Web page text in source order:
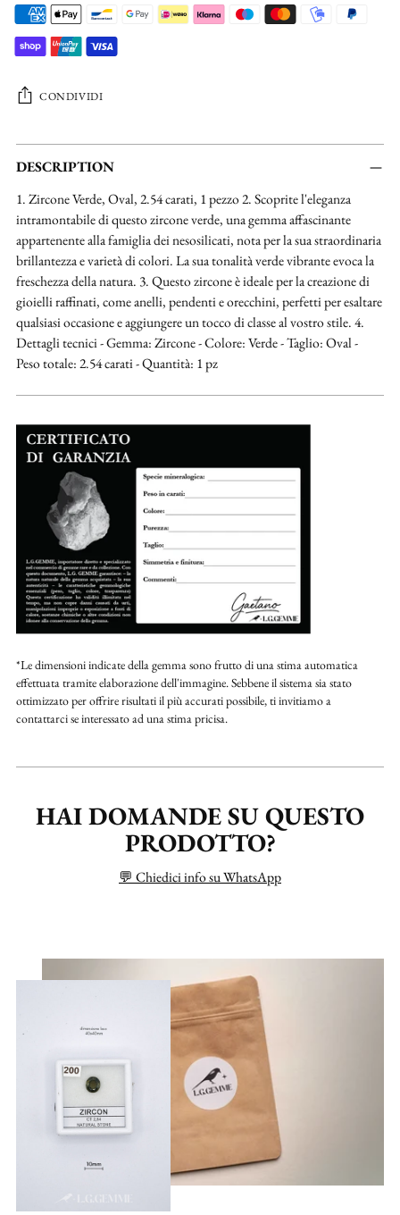
CONDIVIDI
Aggiungere
un
al
carrello...
DESCRIPTION
1. Zircone Verde, Oval, 2.54 carati, 1 pezzo 2. Scoprite l'eleganza
intramontabile di questo zircone verde, una gemma affascinante
appartenente alla famiglia dei nesosilicati, nota per la sua straordinaria
brillantezza e varietà di colori. La sua tonalità verde vibrante evoca la
freschezza della natura. 3. Questo zircone è ideale per la creazione di
gioielli raffinati, come anelli, pendenti e orecchini, perfetti per esaltare
qualsiasi occasione e aggiungere un tocco di classe al vostro stile. 4.
Dettagli tecnici - Gemma: Zircone - Colore: Verde - Taglio: Oval -
Peso totale: 2.54 carati - Quantità: 1 pz
*Le dimensioni indicate della gemma sono frutto di una stima automatica
effettuata tramite elaborazione dell'immagine. Sebbene il sistema sia stato
ottimizzato per offrire risultati il più accurati possibile, ti invitiamo a
contattarci se interessato ad una stima pricisa.
HAI DOMANDE SU QUESTO
PRODOTTO?
💬 Chiedici info su WhatsApp